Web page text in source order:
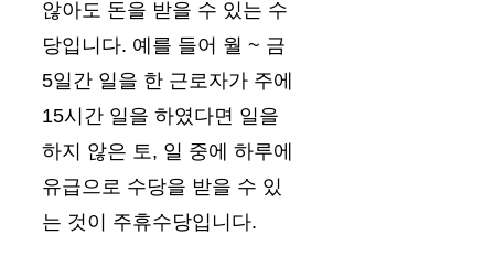
않아도 돈을 받을 수 있는 수
당입니다. 예를 들어 월 ~ 금
5일간 일을 한 근로자가 주에
15시간 일을 하였다면 일을
하지 않은 토, 일 중에 하루에
유급으로 수당을 받을 수 있
는 것이 주휴수당입니다.